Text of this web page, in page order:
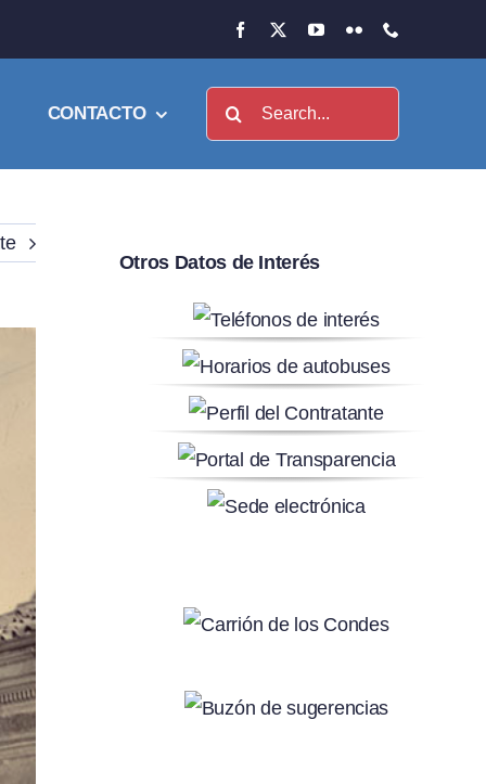
CONTACTO Buscar:
Otros Datos de Interés